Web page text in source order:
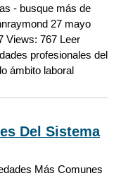
- busque más de
27 mayo
Views: 767 Leer
profesionales del
ámbito laboral
Del Sistema
Más Comunes